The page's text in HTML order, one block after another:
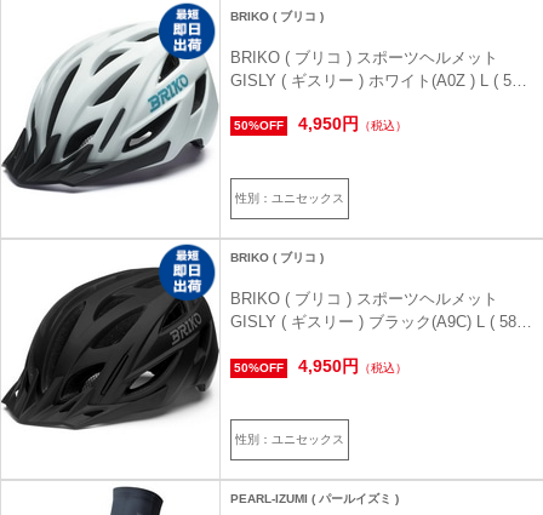
BRIKO ( ブリコ )
BRIKO ( ブリコ ) スポーツヘルメット
GISLY ( ギスリー ) ホワイト(A0Z ) L ( 58-
50%OFF 4,950円 （税込）
性別：ユニセックス
BRIKO ( ブリコ )
BRIKO ( ブリコ ) スポーツヘルメット
GISLY ( ギスリー ) ブラック(A9C) L ( 58-
50%OFF 4,950円 （税込）
性別：ユニセックス
PEARL-IZUMI ( パールイズミ )